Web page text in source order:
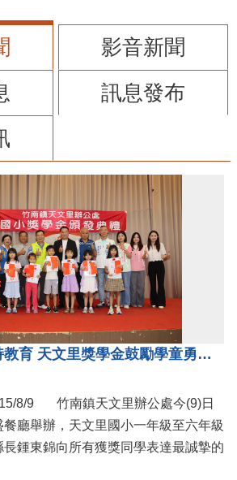
影音新聞
訊息發布
地方各界齊心支持教育 天文里獎學金鼓勵學童勇敢追夢
處今(9)日
餐廳舉辦，天文里國小一年級至六年級
鍾東錦向所有獲獎同學表達最誠摯的